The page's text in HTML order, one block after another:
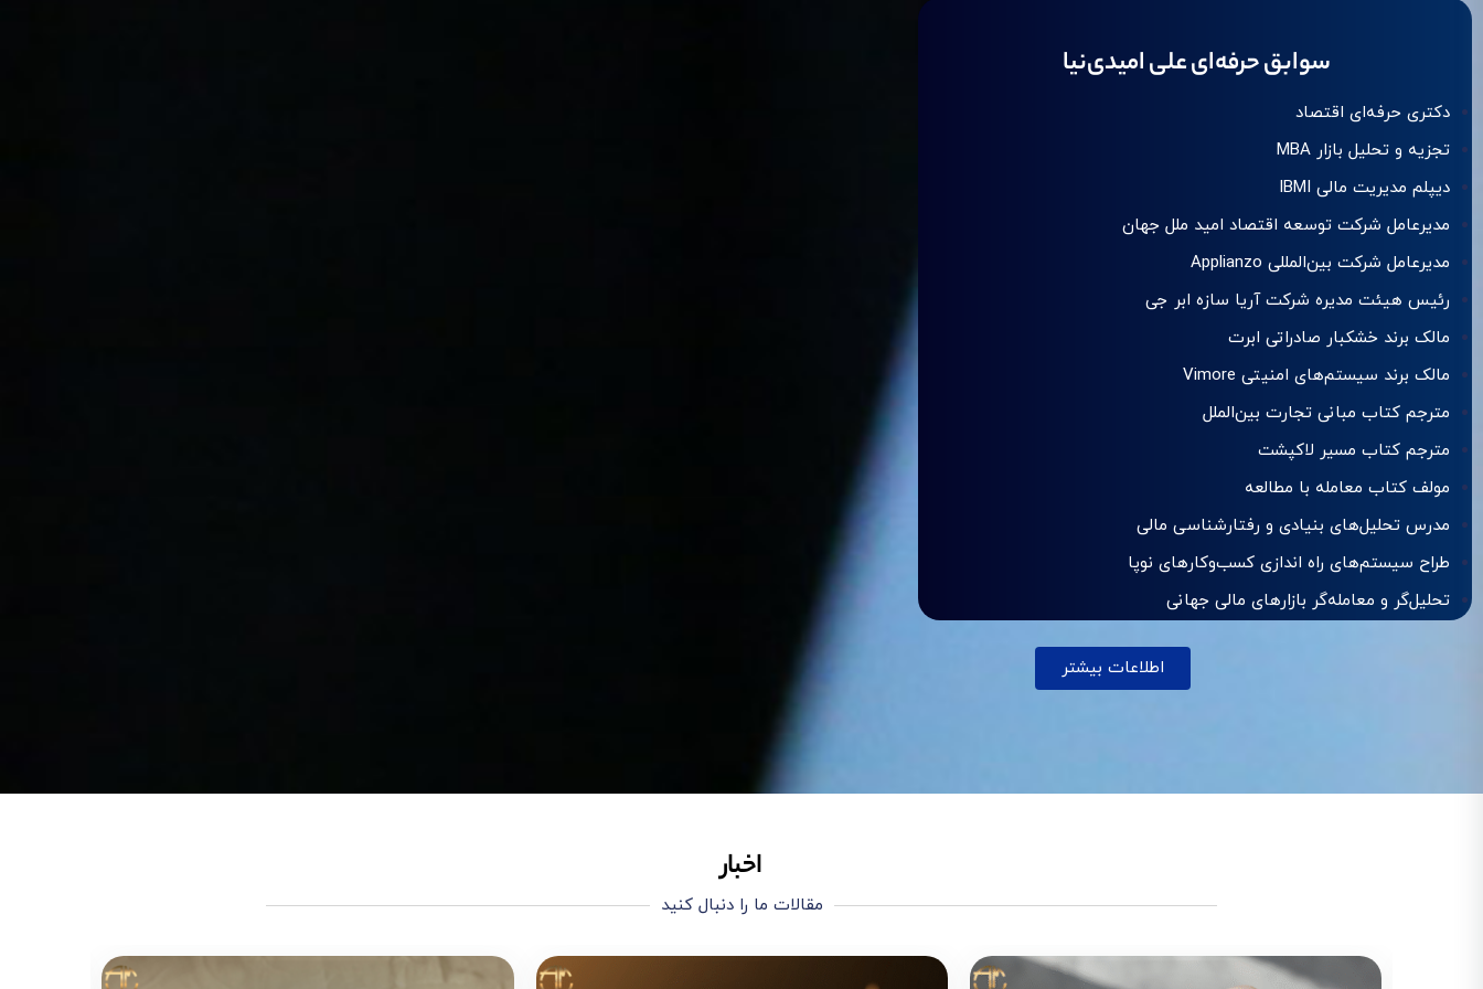
سوابق حرفه‌ای علی امیدی‌نیا
دکتری حرفه‌ای اقتصاد
تجزیه و تحلیل بازار MBA
دیپلم مدیریت مالی IBMI
مدیرعامل شرکت توسعه اقتصاد امید ملل جهان
مدیرعامل شرکت بین‌المللی Applianzo
رئیس هیئت مدیره شرکت آریا سازه ابر جی
مالک برند خشکبار صادراتی ابرت
مالک برند سیستم‌های امنیتی Vimore
مترجم کتاب مبانی تجارت بین‌الملل
مترجم کتاب مسیر لاکپشت
مولف کتاب معامله با مطالعه
مدرس تحلیل‌های بنیادی و رفتارشناسی مالی
طراح سیستم‌های راه اندازی کسب‌وکارهای نوپا
تحلیل‌گر و معامله‌گر بازارهای مالی جهانی
اطلاعات بیشتر
اخبار
مقالات ما را دنبال کنید